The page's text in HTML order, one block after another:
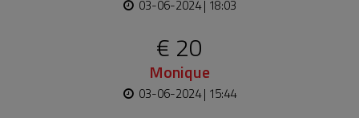
03-06-2024 | 18:03
€ 20
Monique
03-06-2024 | 15:44